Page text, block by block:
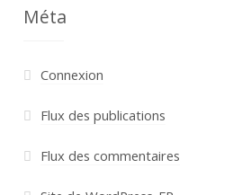
Méta
Connexion
Flux des publications
Flux des commentaires